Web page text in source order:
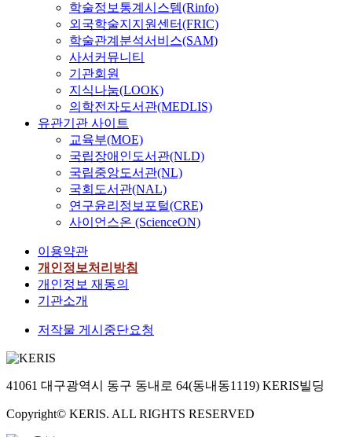
학술정보통계시스템(Rinfo)
외국학술지지원센터(FRIC)
학술관계분석서비스(SAM)
사서커뮤니티
기관회원
지식나눔(LOOK)
의학전자도서관(MEDLIS)
유관기관 사이트
교육부(MOE)
국립장애인도서관(NLD)
국립중앙도서관(NL)
국회도서관(NAL)
연구윤리정보포털(CRE)
사이언스온 (ScienceON)
이용약관
개인정보처리방침
개인정보 재동의
기관소개
저작물 게시중단요청
41061 대구광역시 동구 동내로 64(동내동1119) KERIS빌딩
Copyright© KERIS. ALL RIGHTS RESERVED